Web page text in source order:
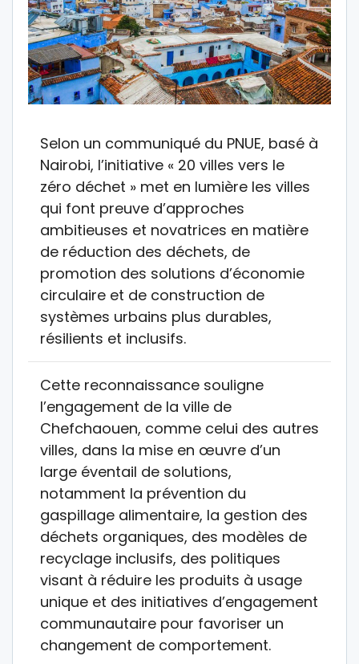
Selon un communiqué du PNUE, basé à
Nairobi, l’initiative « 20 villes vers le
zéro déchet » met en lumière les villes
qui font preuve d’approches
ambitieuses et novatrices en matière
de réduction des déchets, de
promotion des solutions d’économie
circulaire et de construction de
systèmes urbains plus durables,
résilients et inclusifs.
Cette reconnaissance souligne
l’engagement de la ville de
Chefchaouen, comme celui des autres
villes, dans la mise en œuvre d’un
large éventail de solutions,
notamment la prévention du
gaspillage alimentaire, la gestion des
déchets organiques, des modèles de
recyclage inclusifs, des politiques
visant à réduire les produits à usage
unique et des initiatives d’engagement
communautaire pour favoriser un
changement de comportement.